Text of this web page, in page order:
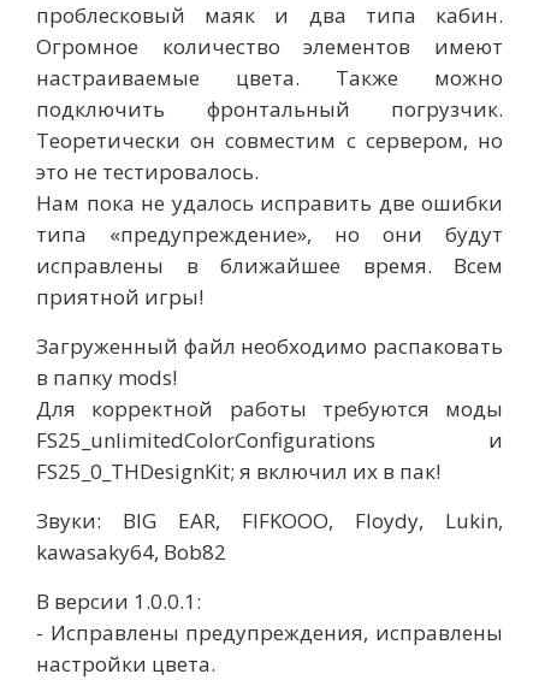
проблесковый маяк и два типа кабин.
Огромное количество элементов имеют
настраиваемые цвета. Также можно
подключить фронтальный погрузчик.
Теоретически он совместим с сервером, но
это не тестировалось.
Нам пока не удалось исправить две ошибки
типа «предупреждение», но они будут
исправлены в ближайшее время. Всем
приятной игры!
Загруженный файл необходимо распаковать
в папку mods!
Для корректной работы требуются моды
FS25_unlimitedColorConfigurations и
FS25_0_THDesignKit; я включил их в пак!
Звуки: BIG EAR, FIFKOOO, Floydy, Lukin,
kawasaky64, Bob82
В версии 1.0.0.1:
- Исправлены предупреждения, исправлены
настройки цвета.